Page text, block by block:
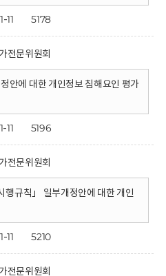
11 5178
전문위원회
안에 대한 개인정보 침해요인 평가
11 5196
전문위원회
행규칙」 일부개정안에 대한 개인
11 5210
전문위원회